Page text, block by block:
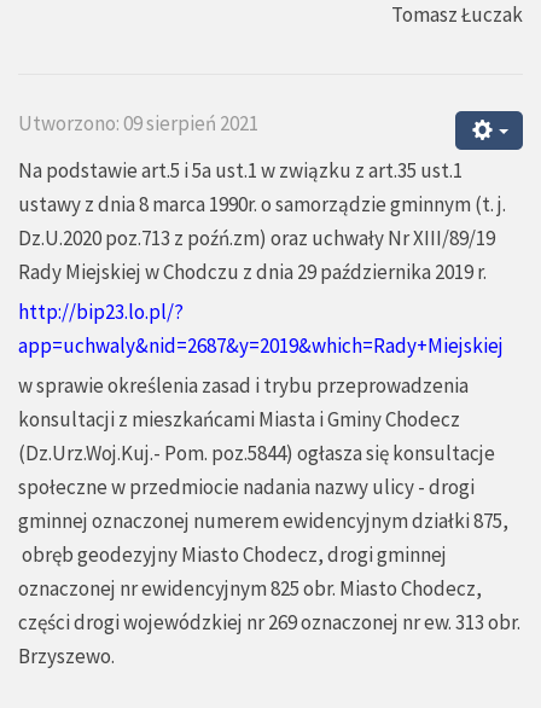
Tomasz Łuczak
Utworzono: 09 sierpień 2021
Na podstawie art.5 i 5a ust.1 w związku z art.35 ust.1
ustawy z dnia 8 marca 1990r. o samorządzie gminnym (t. j.
Dz.U.2020 poz.713 z poźń.zm) oraz uchwały Nr XIII/89/19
Rady Miejskiej w Chodczu z dnia 29 października 2019 r.
http://bip23.lo.pl/?
app=uchwaly&nid=2687&y=2019&which=Rady+Miejskiej
w sprawie określenia zasad i trybu przeprowadzenia
konsultacji z mieszkańcami Miasta i Gminy Chodecz
(Dz.Urz.Woj.Kuj.- Pom. poz.5844) ogłasza się konsultacje
społeczne w przedmiocie nadania nazwy ulicy - drogi
gminnej oznaczonej numerem ewidencyjnym działki 875,
obręb geodezyjny Miasto Chodecz, drogi gminnej
oznaczonej nr ewidencyjnym 825 obr. Miasto Chodecz,
części drogi wojewódzkiej nr 269 oznaczonej nr ew. 313 obr.
Brzyszewo.